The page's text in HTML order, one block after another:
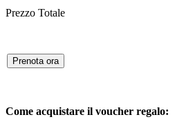
Prezzo Totale
Prenota ora
Come acquistare il voucher regalo: